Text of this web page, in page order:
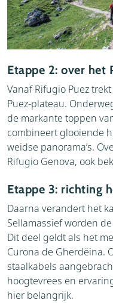
Etappe 2: over het
Vanaf Rifugio Puez
Puez-plateau.
de markante toppen
combineert glooiende
weidse panorama’s.
Rifugio Genova, ook
Etappe 3: richting
Daarna verandert het
Sellamassief worden
Dit deel geldt als het
Curona de Gherdëina.
staalkabels
hoogtevrees en
hier belangrijk.